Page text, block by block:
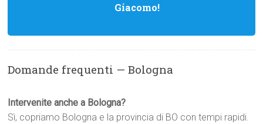
Giacomo!
Domande frequenti — Bologna
Intervenite anche a Bologna?
Sì, copriamo Bologna e la provincia di BO con tempi rapidi.